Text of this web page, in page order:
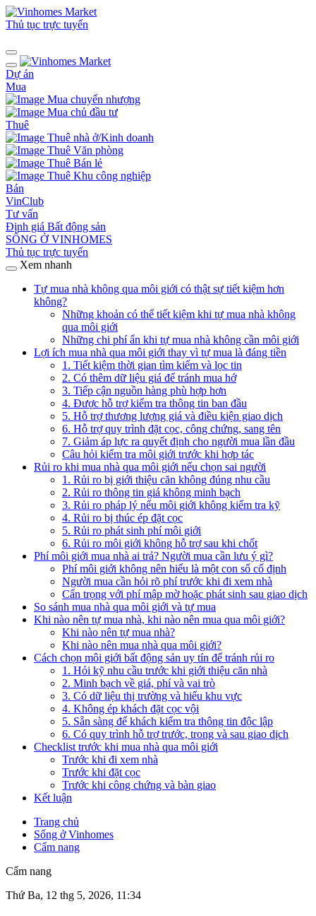
Thủ tục trực tuyến
Dự án
Mua
Mua chuyển nhượng
Mua chủ đầu tư
Thuê
Thuê nhà ở/Kinh doanh
Thuê Văn phòng
Thuê Bán lẻ
Thuê Khu công nghiệp
Bán
VinClub
Tư vấn
Định giá Bất động sản
SỐNG Ở VINHOMES
Thủ tục trực tuyến
Xem nhanh
Tự mua nhà không qua môi giới có thật sự tiết kiệm hơn
không?
Những khoản có thể tiết kiệm khi tự mua nhà không
qua môi giới
Những chi phí ẩn khi tự mua nhà không cần môi giới
Lợi ích mua nhà qua môi giới thay vì tự mua là đáng tiền
1. Tiết kiệm thời gian tìm kiếm và lọc tin
2. Có thêm dữ liệu giá để tránh mua hớ
3. Tiếp cận nguồn hàng phù hợp hơn
4. Được hỗ trợ kiểm tra thông tin ban đầu
5. Hỗ trợ thương lượng giá và điều kiện giao dịch
6. Hỗ trợ quy trình đặt cọc, công chứng, sang tên
7. Giảm áp lực ra quyết định cho người mua lần đầu
Câu hỏi kiểm tra môi giới trước khi hợp tác
Rủi ro khi mua nhà qua môi giới nếu chọn sai người
1. Rủi ro bị giới thiệu căn không đúng nhu cầu
2. Rủi ro thông tin giá không minh bạch
3. Rủi ro pháp lý nếu môi giới không kiểm tra kỹ
4. Rủi ro bị thúc ép đặt cọc
5. Rủi ro phát sinh phí môi giới
6. Rủi ro môi giới không hỗ trợ sau khi chốt
Phí môi giới mua nhà ai trả? Người mua cần lưu ý gì?
Phí môi giới không nên hiểu là một con số cố định
Người mua cần hỏi rõ phí trước khi đi xem nhà
Cẩn trọng với phí mập mờ hoặc phát sinh sau giao dịch
So sánh mua nhà qua môi giới và tự mua
Khi nào nên tự mua nhà, khi nào nên mua qua môi giới?
Khi nào nên tự mua nhà?
Khi nào nên mua nhà qua môi giới?
Cách chọn môi giới bất động sản uy tín để tránh rủi ro
1. Hỏi kỹ nhu cầu trước khi giới thiệu căn nhà
2. Minh bạch về giá, phí và vai trò
3. Có dữ liệu thị trường và hiểu khu vực
4. Không ép khách đặt cọc vội
5. Sẵn sàng để khách kiểm tra thông tin độc lập
6. Có quy trình hỗ trợ trước, trong và sau giao dịch
Checklist trước khi mua nhà qua môi giới
Trước khi đi xem nhà
Trước khi đặt cọc
Trước khi công chứng và bàn giao
Kết luận
Trang chủ
Sống ở Vinhomes
Cẩm nang
Cẩm nang
Thứ Ba, 12 thg 5, 2026, 11:34